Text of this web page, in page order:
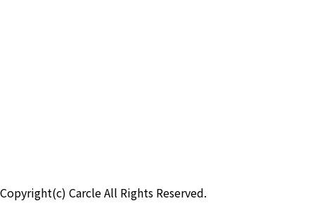
Copyright(c) Carcle All Rights Reserved.